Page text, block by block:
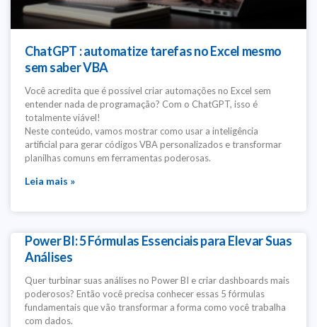
ChatGPT : automatize tarefas no Excel mesmo
sem saber VBA
Você acredita que é possível criar automações no Excel sem
entender nada de programação? Com o ChatGPT, isso é
totalmente viável!
Neste conteúdo, vamos mostrar como usar a inteligência
artificial para gerar códigos VBA personalizados e transformar
planilhas comuns em ferramentas poderosas.
Leia mais »
Power BI: 5 Fórmulas Essenciais para Elevar Suas
Análises
Quer turbinar suas análises no Power BI e criar dashboards mais
poderosos? Então você precisa conhecer essas 5 fórmulas
fundamentais que vão transformar a forma como você trabalha
com dados.